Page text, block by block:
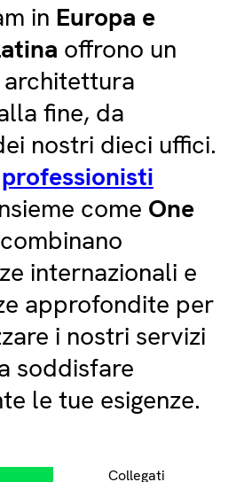
in Europa e
offrono un
fine, da
nostri dieci uffici.
professionisti
come One
internazionali e
approfondite per
i nostri servizi
soddisfare
le tue esigenze.
Collegati